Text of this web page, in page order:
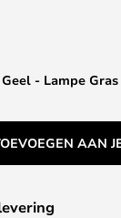
- Lampe Gras
AAN